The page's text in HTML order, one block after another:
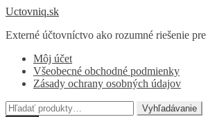
Preskočiť
navigáciu
Preskočiť
obsah
Uctovniq.sk
Externé účtovníctvo ako rozumné riešenie
Môj účet
Všeobecné obchodné podmienky
Zásady ochrany osobných údajov
Hľadať:
Vyhľadávanie